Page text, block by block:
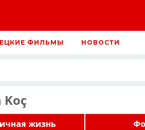
ФИЛЬМЫ НОВОСТИ
Koç
жизнь